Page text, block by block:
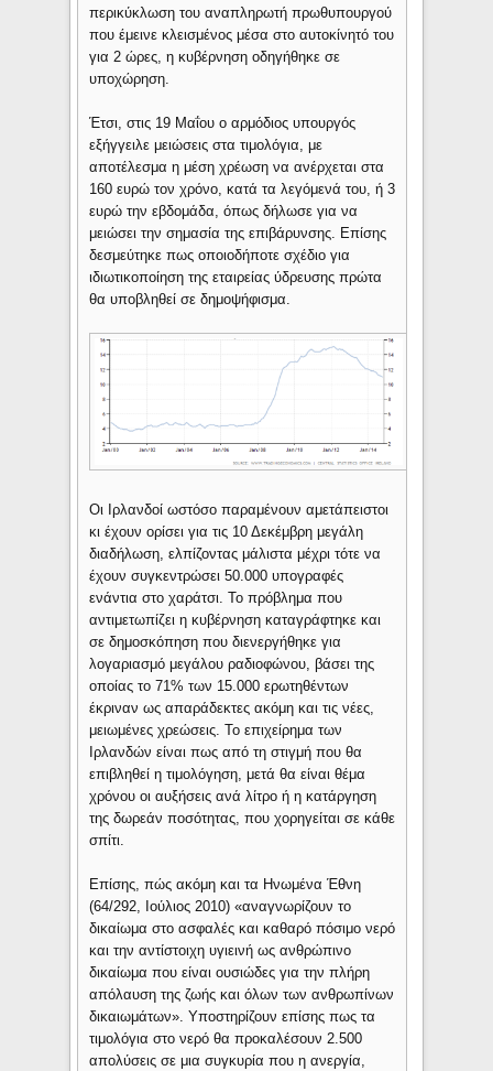
περικύκλωση του αναπληρωτή πρωθυπουργού
που έμεινε κλεισμένος μέσα στο αυτοκίνητό του
για 2 ώρες, η κυβέρνηση οδηγήθηκε σε
υποχώρηση.
Έτσι, στις 19 Μαΐου ο αρμόδιος υπουργός
εξήγγειλε μειώσεις στα τιμολόγια, με
αποτέλεσμα η μέση χρέωση να ανέρχεται στα
160 ευρώ τον χρόνο, κατά τα λεγόμενά του, ή 3
ευρώ την εβδομάδα, όπως δήλωσε για να
μειώσει την σημασία της επιβάρυνσης. Επίσης
δεσμεύτηκε πως οποιοδήποτε σχέδιο για
ιδιωτικοποίηση της εταιρείας ύδρευσης πρώτα
θα υποβληθεί σε δημοψήφισμα.
Οι Ιρλανδοί ωστόσο παραμένουν αμετάπειστοι
κι έχουν ορίσει για τις 10 Δεκέμβρη μεγάλη
διαδήλωση, ελπίζοντας μάλιστα μέχρι τότε να
έχουν συγκεντρώσει 50.000 υπογραφές
ενάντια στο χαράτσι. Το πρόβλημα που
αντιμετωπίζει η κυβέρνηση καταγράφτηκε και
σε δημοσκόπηση που διενεργήθηκε για
λογαριασμό μεγάλου ραδιοφώνου, βάσει της
οποίας το 71% των 15.000 ερωτηθέντων
έκριναν ως απαράδεκτες ακόμη και τις νέες,
μειωμένες χρεώσεις. Το επιχείρημα των
Ιρλανδών είναι πως από τη στιγμή που θα
επιβληθεί η τιμολόγηση, μετά θα είναι θέμα
χρόνου οι αυξήσεις ανά λίτρο ή η κατάργηση
της δωρεάν ποσότητας, που χορηγείται σε κάθε
σπίτι.
Επίσης, πώς ακόμη και τα Ηνωμένα Έθνη
(64/292, Ιούλιος 2010) «αναγνωρίζουν το
δικαίωμα στο ασφαλές και καθαρό πόσιμο νερό
και την αντίστοιχη υγιεινή ως ανθρώπινο
δικαίωμα που είναι ουσιώδες για την πλήρη
απόλαυση της ζωής και όλων των ανθρωπίνων
δικαιωμάτων». Υποστηρίζουν επίσης πως τα
τιμολόγια στο νερό θα προκαλέσουν 2.500
απολύσεις σε μια συγκυρία που η ανεργία,